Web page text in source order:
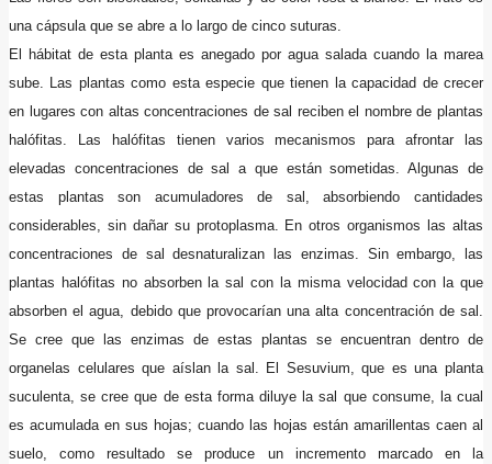
una cápsula que se abre a lo largo de cinco suturas.
El hábitat de esta planta es anegado por agua salada cuando la marea
sube. Las plantas como esta especie que tienen la capacidad de crecer
en lugares con altas concentraciones de sal reciben el nombre de plantas
halófitas. Las halófitas tienen varios mecanismos para afrontar las
elevadas concentraciones de sal a que están sometidas. Algunas de
estas plantas son acumuladores de sal, absorbiendo cantidades
considerables, sin dañar su protoplasma. En otros organismos las altas
concentraciones de sal desnaturalizan las enzimas. Sin embargo, las
plantas halófitas no absorben la sal con la misma velocidad con la que
absorben el agua, debido que provocarían una alta concentración de sal.
Se cree que las enzimas de estas plantas se encuentran dentro de
organelas celulares que aíslan la sal. El Sesuvium, que es una planta
suculenta, se cree que de esta forma diluye la sal que consume, la cual
es acumulada en sus hojas; cuando las hojas están amarillentas caen al
suelo, como resultado se produce un incremento marcado en la